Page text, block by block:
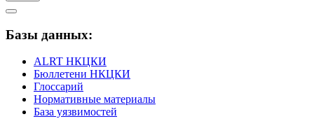
Базы данных:
ALRT НКЦКИ
Бюллетени НКЦКИ
Глоссарий
Нормативные материалы
База уязвимостей